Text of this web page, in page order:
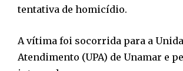
tentativa de homicídio.
A vítima foi socorrida para a
Atendimento (UPA) de Unamar e